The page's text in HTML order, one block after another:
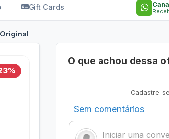
Gift Cards
O que achou dessa